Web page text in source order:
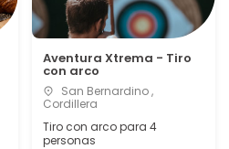
Aventura Xtrema - Tiro
con arco
San Bernardino ,
Cordillera
Tiro con arco para 4
personas